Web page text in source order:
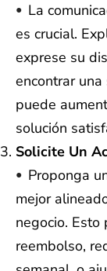
La
es crucial.
exprese su
encontrar
puede
solución
Solicite Un
Proponga
mejor
negocio.
reembolso,